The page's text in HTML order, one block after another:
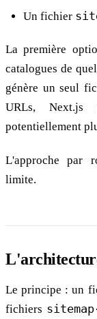
Un fichier
La première
catalogues de
génère un seul
URLs,
potentiellement
L'approche par
limite.
Le principe : un
fichiers